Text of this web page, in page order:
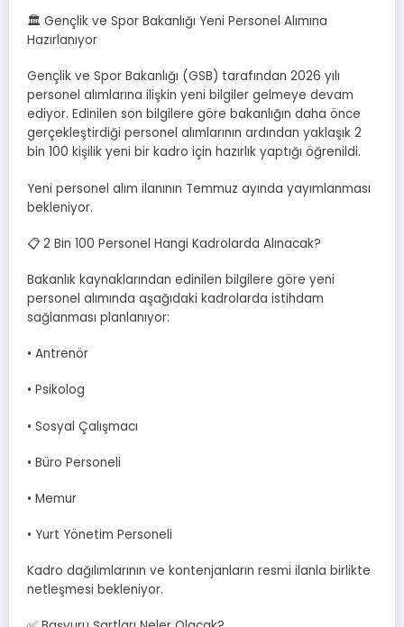
🏛️ Gençlik ve Spor Bakanlığı Yeni Personel Alımına
Hazırlanıyor
Gençlik ve Spor Bakanlığı (GSB) tarafından 2026 yılı
personel alımlarına ilişkin yeni bilgiler gelmeye devam
ediyor. Edinilen son bilgilere göre bakanlığın daha önce
gerçekleştirdiği personel alımlarının ardından yaklaşık 2
bin 100 kişilik yeni bir kadro için hazırlık yaptığı öğrenildi.
Yeni personel alım ilanının Temmuz ayında yayımlanması
bekleniyor.
📋 2 Bin 100 Personel Hangi Kadrolarda Alınacak?
Bakanlık kaynaklarından edinilen bilgilere göre yeni
personel alımında aşağıdaki kadrolarda istihdam
sağlanması planlanıyor:
• Antrenör
• Psikolog
• Sosyal Çalışmacı
• Büro Personeli
• Memur
• Yurt Yönetim Personeli
Kadro dağılımlarının ve kontenjanların resmi ilanla birlikte
netleşmesi bekleniyor.